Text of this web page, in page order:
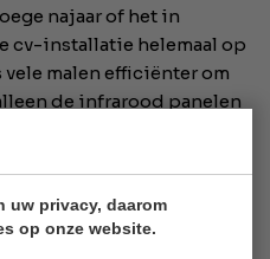
uw privacy, daarom
op onze website.
najaar of het in
cv-installatie helemaal op
vele malen efficiënter om
de infrarood panelen
mogelijk om de
(18/19 graden) waarbij
voor het comfort. Op